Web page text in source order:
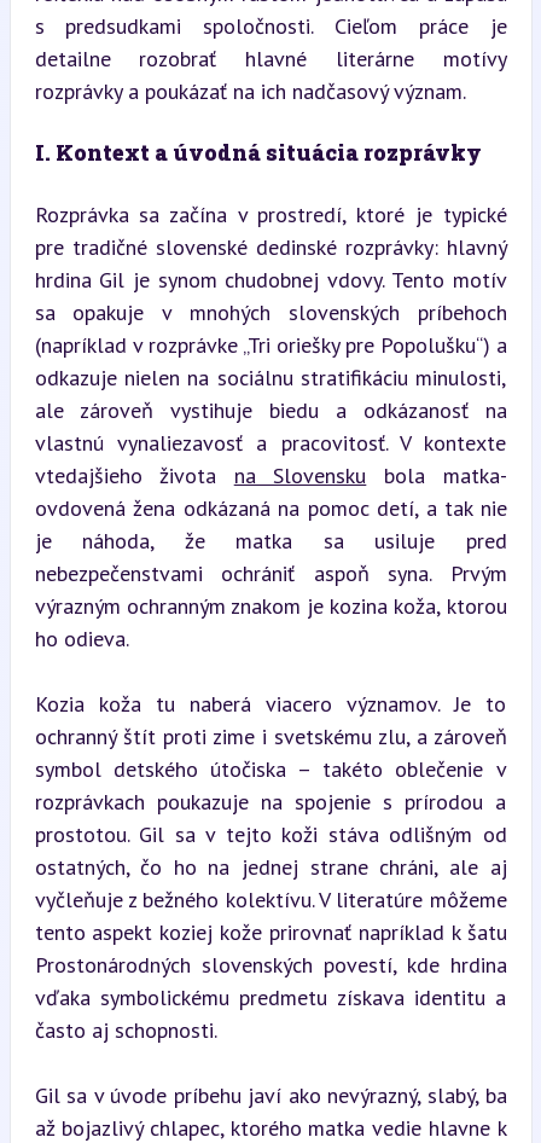
s predsudkami spoločnosti. Cieľom práce je
detailne rozobrať hlavné literárne motívy
rozprávky a poukázať na ich nadčasový význam.
I. Kontext a úvodná situácia rozprávky
Rozprávka sa začína v prostredí, ktoré je typické
pre tradičné slovenské dedinské rozprávky: hlavný
hrdina Gil je synom chudobnej vdovy. Tento motív
sa opakuje v mnohých slovenských príbehoch
(napríklad v rozprávke „Tri oriešky pre Popolušku“) a
odkazuje nielen na sociálnu stratifikáciu minulosti,
ale zároveň vystihuje biedu a odkázanosť na
vlastnú vynaliezavosť a pracovitosť. V kontexte
vtedajšieho života na Slovensku bola matka-
ovdovená žena odkázaná na pomoc detí, a tak nie
je náhoda, že matka sa usiluje pred
nebezpečenstvami ochrániť aspoň syna. Prvým
výrazným ochranným znakom je kozina koža, ktorou
ho odieva.
Kozia koža tu naberá viacero významov. Je to
ochranný štít proti zime i svetskému zlu, a zároveň
symbol detského útočiska – takéto oblečenie v
rozprávkach poukazuje na spojenie s prírodou a
prostotou. Gil sa v tejto koži stáva odlišným od
ostatných, čo ho na jednej strane chráni, ale aj
vyčleňuje z bežného kolektívu. V literatúre môžeme
tento aspekt koziej kože prirovnať napríklad k šatu
Prostonárodných slovenských povestí, kde hrdina
vďaka symbolickému predmetu získava identitu a
často aj schopnosti.
Gil sa v úvode príbehu javí ako nevýrazný, slabý, ba
až bojazlivý chlapec, ktorého matka vedie hlavne k